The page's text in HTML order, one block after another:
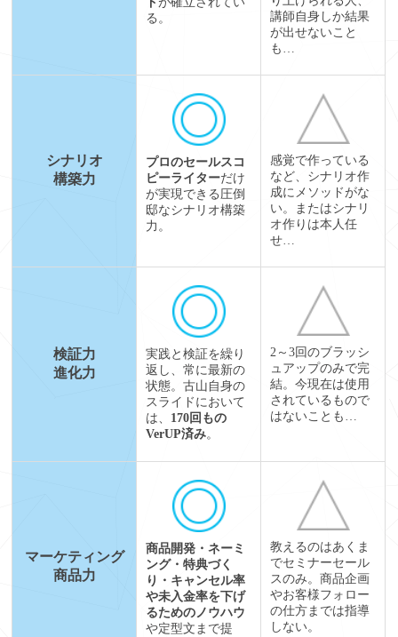
る。
講師自身しか結果
が出せないこと
も…
シナリオ
構築力
プロのセールスコ
ピーライターだけ
が実現できる圧倒
邸なシナリオ構築
力。
感覚で作っている
など、シナリオ作
成にメソッドがな
い。またはシナリ
オ作りは本人任
せ…
検証力
進化力
実践と検証を繰り
返し、常に最新の
状態。古山自身の
スライドにおいて
は、 170回もの
VerUP済み。
2～3回のブラッシ
ュアップのみで完
結。今現在は使用
されているもので
はないことも…
マーケティング
商品力
商品開発・ネーミ
ング・特典づく
り・キャンセル率
や未入金率を下げ
るためのノウハウ
や定型文まで提
教えるのはあくま
でセミナーセール
スのみ。商品企画
やお客様フォロー
の仕方までは指導
しない。